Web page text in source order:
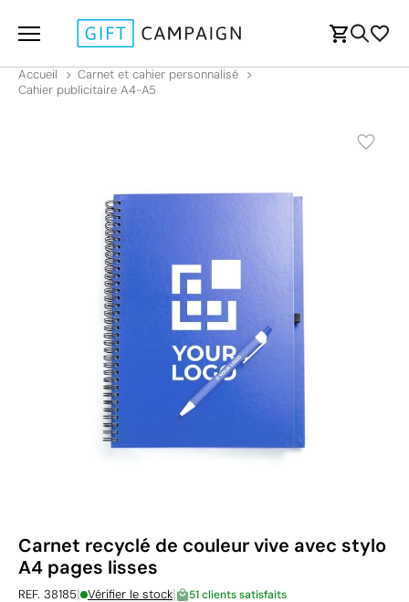
Accueil
Carnet et cahier personnalisé
Cahier publicitaire A4-A5
Carnet recyclé de couleur vive avec stylo
A4 pages lisses
REF. 38185| Vérifier le stock| 51 clients satisfaits